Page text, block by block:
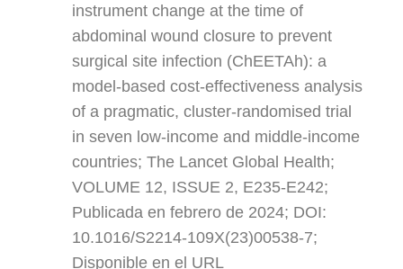
instrument change at the time of
abdominal wound closure to prevent
surgical site infection (ChEETAh): a
model-based cost-effectiveness analysis
of a pragmatic, cluster-randomised trial
in seven low-income and middle-income
countries; The Lancet Global Health;
VOLUME 12, ISSUE 2, E235-E242;
Publicada en febrero de 2024; DOI:
10.1016/S2214-109X(23)00538-7;
Disponible en el URL